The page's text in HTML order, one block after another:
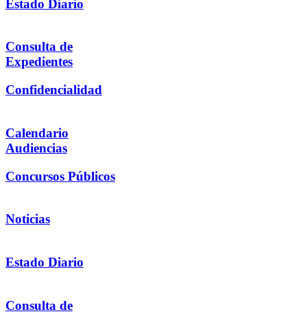
Estado Diario
Consulta de
Expedientes
Confidencialidad
Calendario
Audiencias
Concursos Públicos
Noticias
Estado Diario
Consulta de